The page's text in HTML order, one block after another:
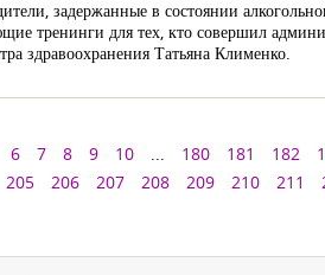
задержанные в состоянии
тренинги для тех, кто совершил
здравоохранения Татьяна Клименко.
6 7 8 9 10 ... 180 181 182
205 206 207 208 209 210 211